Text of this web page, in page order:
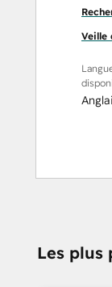
Veille
Les plus